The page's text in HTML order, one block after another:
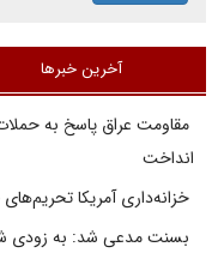
آخرین خبرها
مقاومت عراق پاسخ به
انداخت
خزانه‌داری آمریکا
بسنت مدعی شد: به زودی